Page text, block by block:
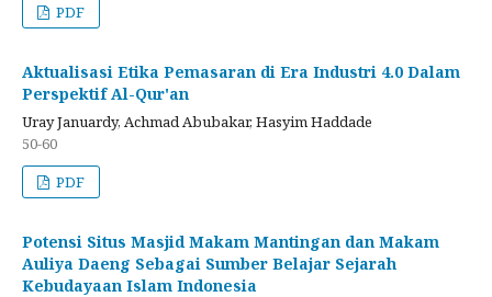
PDF
Aktualisasi Etika Pemasaran di Era Industri 4.0 Dalam
Perspektif Al-Qur'an
Uray Januardy, Achmad Abubakar, Hasyim Haddade
50-60
PDF
Potensi Situs Masjid Makam Mantingan dan Makam
Auliya Daeng Sebagai Sumber Belajar Sejarah
Kebudayaan Islam Indonesia